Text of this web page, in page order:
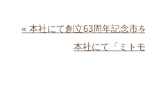
« 本社にて創立63周年記念市
本社にて「ミト